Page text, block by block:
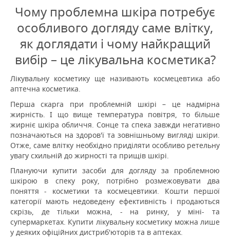
Чому проблемна шкіра потребує
особливого догляду саме влітку,
як доглядати і чому найкращий
вибір – це лікувальна косметика?
Лікувальну косметику ще називають космецевтика або
аптечна косметика.
Перша скарга при проблемній шкірі – це надмірна
жирність.І що вище температура повітря, то більше
жирніє шкіра обличчя. Сонце та спека завжди негативно
позначаються на здоров'ї та зовнішньому вигляді шкіри.
Отже, саме влітку необхідно приділяти особливо ретельну
увагу схильній до жирності та прищів шкірі.
Плануючи купити засоби для догляду за проблемною
шкірою в спеку року, потрібно розмежовувати два
поняття - косметики та космецевтики. Кошти першої
категорії мають недоведену ефективність і продаються
скрізь, де тільки можна, - на ринку, у міні- та
супермаркетах. Купити лікувальну косметику можна лише
у деяких офіційних дистриб'юторів та в аптеках.